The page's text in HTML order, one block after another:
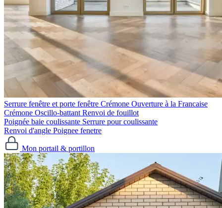
Serrure fenêtre et porte fenêtre
Crémone Ouverture à la Francaise
Crémone Oscillo-battant Renvoi de fouillot
Poignée baie coulissante Serrure pour coulissante
Renvoi d'angle Poignee fenetre
Mon portail & portillon